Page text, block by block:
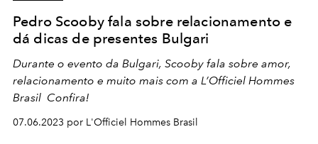
Pedro Scooby fala sobre relacionamento e
dá dicas de presentes Bulgari
Durante o evento da Bulgari, Scooby fala sobre amor,
relacionamento e muito mais com a L’Officiel Hommes
Brasil Confira!
07.06.2023 por L'Officiel Hommes Brasil